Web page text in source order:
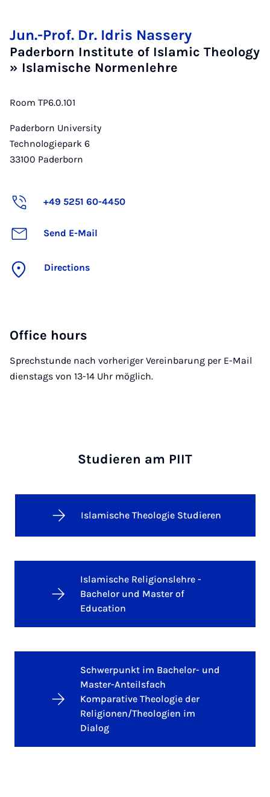
Jun.-Prof. Dr. Idris Nassery
Paderborn Institute of Islamic Theology
» Islamische Normenlehre
Room TP6.0.101
Paderborn University
Technologiepark 6
33100 Paderborn
+49 5251 60-4450
Send E-Mail
Directions
Office hours
Sprechstunde nach vorheriger Vereinbarung per E-Mail
dienstags von 13-14 Uhr möglich.
Studieren am PIIT
Islamische Theologie Studieren
Islamische Religionslehre -
Bachelor und Master of
Education
Schwerpunkt im Bachelor- und
Master-Anteilsfach
Komparative Theologie der
Religionen/Theologien im
Dialog